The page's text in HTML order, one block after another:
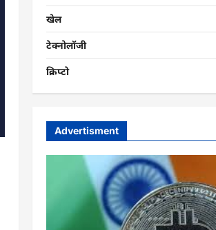
खेल
टेक्नोलॉजी
क्रिप्टो
Advertisment